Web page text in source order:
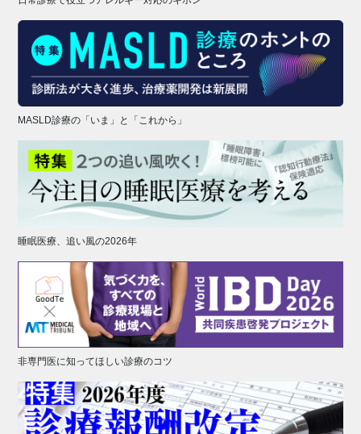
MASLD診療の「いま」と「これから」
睡眠医療、追い風の2026年
非専門医に知ってほしい診療のコツ